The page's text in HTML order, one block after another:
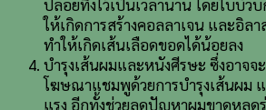
ปล่อยทิ้งไว้เป็นเวลานาน โดยใบบัว
ให้เกิดการสร้างคอลลาเจน และอิล
ทำให้เกิดเส้นเลือดขอดได้น้อยลง
บำรุงเส้นผมและหนังศีรษะ ซึ่งอาจจ
โฆษณาแชมพูด้วยการบำรุงเส้นผม
แรง อีกทั้งช่วยลดปัญหาผมขาดหลุด